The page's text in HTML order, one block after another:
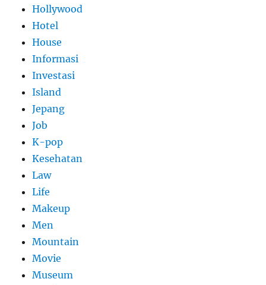
Hollywood
Hotel
House
Informasi
Investasi
Island
Jepang
Job
K-pop
Kesehatan
Law
Life
Makeup
Men
Mountain
Movie
Museum